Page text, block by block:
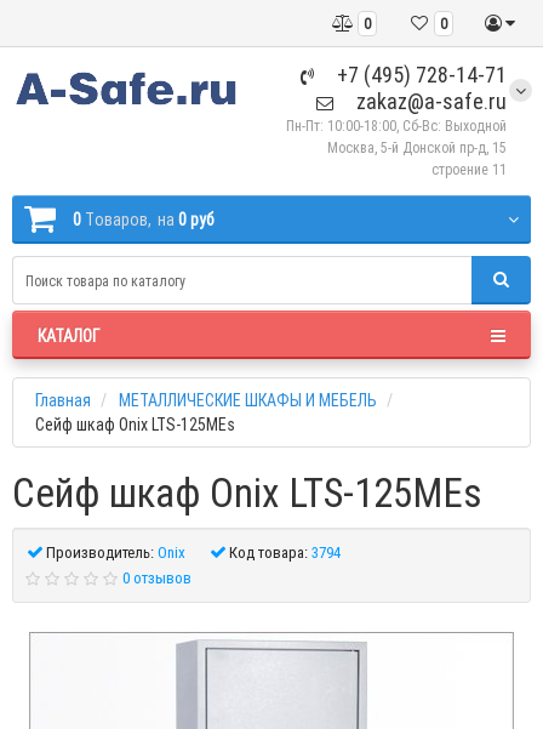
0
0
+7 (495) 728-14-71
zakaz@a-safe.ru
Пн-Пт: 10:00-18:00, Сб-Вс: Выходной
Москва, 5-й Донской пр-д, 15
строение 11
0 Tоваров, на 0 руб
КАТАЛОГ
Главная
МЕТАЛЛИЧЕСКИЕ ШКАФЫ И МЕБЕЛЬ
Сейф шкаф Onix LTS-125MEs
Сейф шкаф Onix LTS-125MEs
Производитель:Onix Код товара:3794
0 отзывов